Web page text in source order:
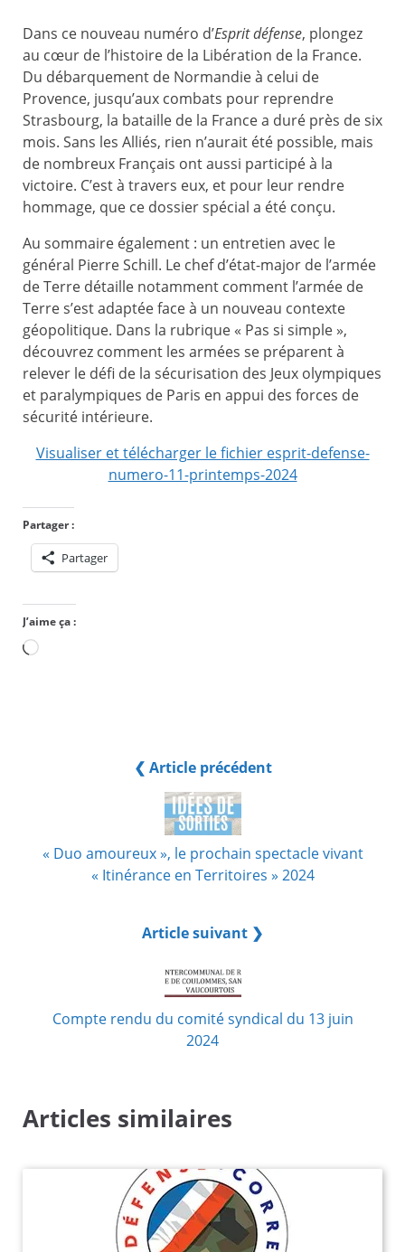
Dans ce nouveau numéro d’Esprit défense, plongez
au cœur de l’histoire de la Libération de la France.
Du débarquement de Normandie à celui de
Provence, jusqu’aux combats pour reprendre
Strasbourg, la bataille de la France a duré près de six
mois. Sans les Alliés, rien n’aurait été possible, mais
de nombreux Français ont aussi participé à la
victoire. C’est à travers eux, et pour leur rendre
hommage, que ce dossier spécial a été conçu.
Au sommaire également : un entretien avec le
général Pierre Schill. Le chef d’état-major de l’armée
de Terre détaille notamment comment l’armée de
Terre s’est adaptée face à un nouveau contexte
géopolitique. Dans la rubrique « Pas si simple »,
découvrez comment les armées se préparent à
relever le défi de la sécurisation des Jeux olympiques
et paralympiques de Paris en appui des forces de
sécurité intérieure.
Visualiser et télécharger le fichier esprit-defense-
numero-11-printemps-2024
Partager :
Partager
J’aime ça :
Chargement…
❮ Article précédent
« Duo amoureux », le prochain spectacle vivant
« Itinérance en Territoires » 2024
Article suivant ❯
Compte rendu du comité syndical du 13 juin
2024
Articles similaires